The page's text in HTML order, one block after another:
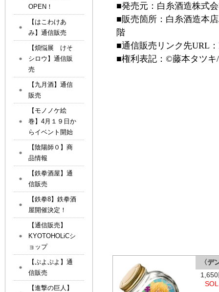
■発売元：白糸酒造株式
■販売箇所：白糸酒造本店
階
■通信販売 リンク先URL ：
■権利表記：©藤本タツキ/
〈
OPEN！
【はこわけあ
み】通信販売
【煩悩展 けそ
シロウ】通信販
売
【九月酒】通信
販売
【モノノケ絵
巻】4月１９日か
らイベント開始
【陰陽師０】商
品情報
【鉄拳酒屋】通
信販売
【鉄拳8】鉄拳酒
屋開催決定！
【通信販売】
KYOTOHOLiCシ
ョップ
【ぷよぷよ】通
信販売
【進撃の巨人】